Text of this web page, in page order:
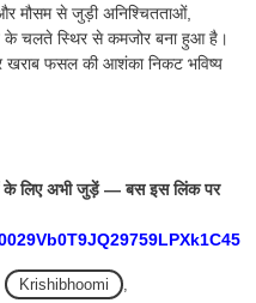
मौसम से जुड़ी अनिश्चितताओं,
के चलते स्थिर से कमजोर बना हुआ है।
खराब फसल की आशंका निकट भविष्य
के लिए अभी जुड़ें — बस इस लिंक पर
Krishibhoomi